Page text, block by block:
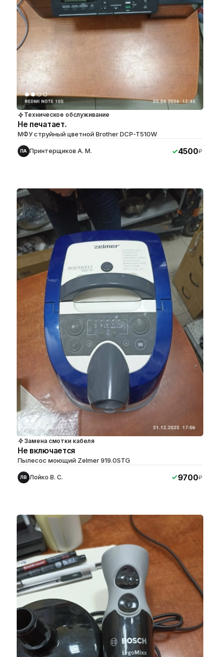
Техническое обслуживание
Не печатает.
МФУ струйный цветной Brother DCP-T510W
ПА Принтерщиков А. М. 4500₽
Замена смотки кабеля
Не включается
Пылесос моющий Zelmer 919.0STG
ЛВ Лойко В. С. 9700₽